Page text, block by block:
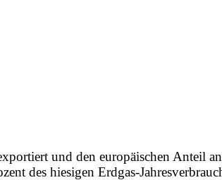
und den europäischen Anteil
des hiesigen Erdgas-